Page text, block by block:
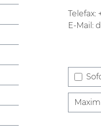
Telefax:
E-Mail: